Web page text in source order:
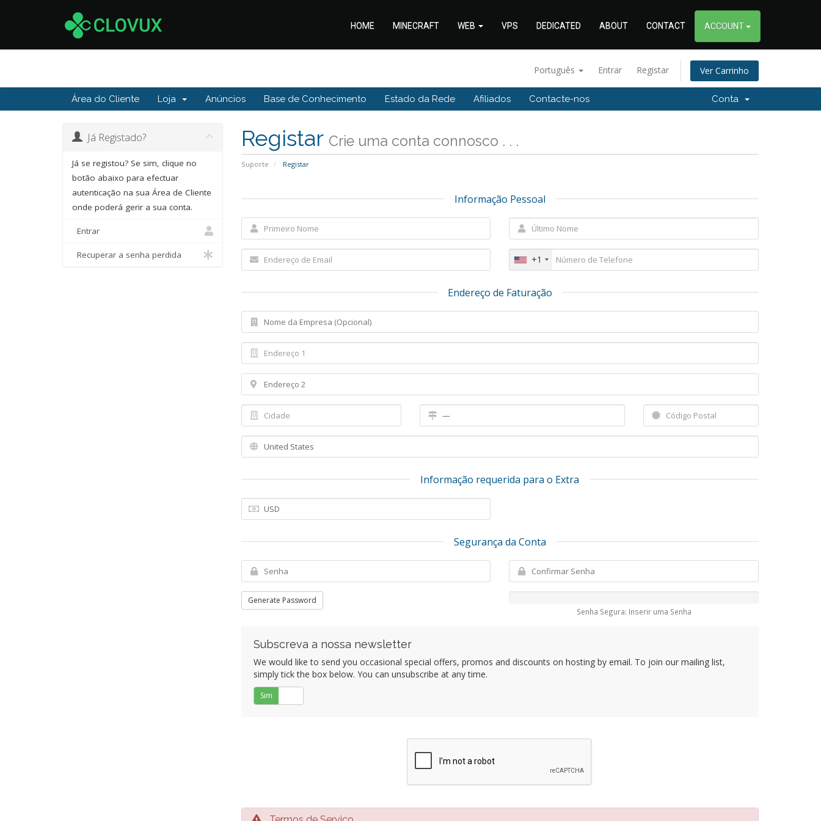
HOME MINECRAFT WEB VPS DEDICATED ABOUT CONTACT ACCOUNT
Português Entrar Registar Ver Carrinho
Área do Cliente Loja Anúncios Base de Conhecimento Estado da Rede Afiliados Contacte-nos Conta
Registar Crie uma conta connosco . . .
Suporte Registar
Já Registado?
Já se registou? Se sim, clique no
botão abaixo para efectuar
autenticação na sua Área de Cliente
onde poderá gerir a sua conta.
Entrar
Recuperar a senha perdida
Informação Pessoal
+1
Endereço de Faturação
Informação requerida para o Extra
Segurança da Conta
Generate Password
Senha Segura: Inserir uma Senha
Subscreva a nossa newsletter
We would like to send you occasional special offers, promos and discounts on hosting by email. To join our mailing list,
simply tick the box below. You can unsubscribe at any time.
Sim